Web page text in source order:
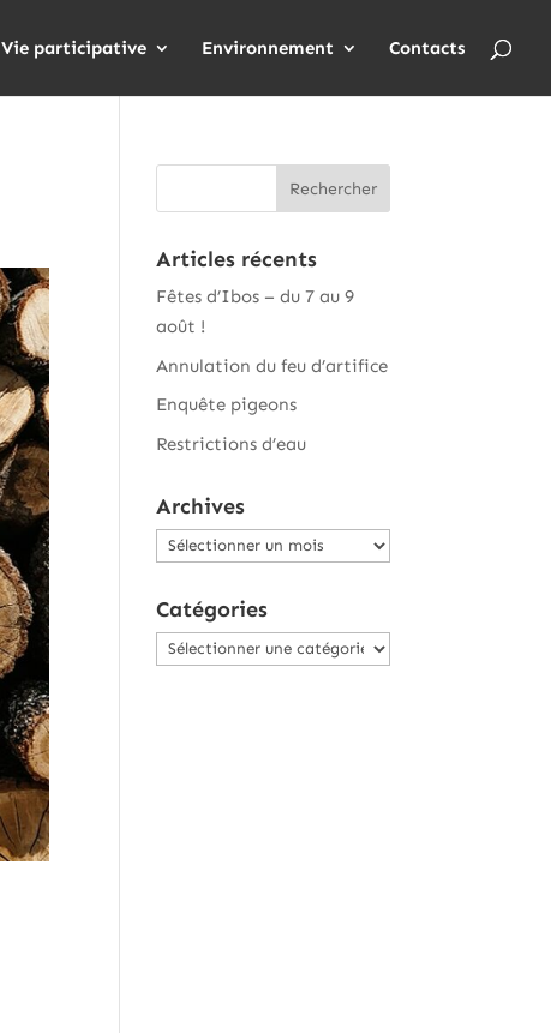
Vie participative Environnement Contacts
Articles récents
Fêtes d’Ibos – du 7 au 9
août !
Annulation du feu d’artifice
Enquête pigeons
Restrictions d’eau
Archives
Archives
Catégories
Catégories